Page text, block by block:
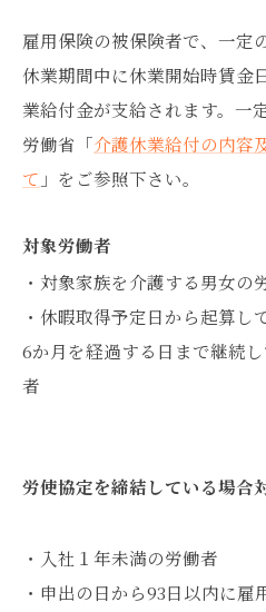
雇用保険の被保険者で、一定
休業期間中に休業開始時賃金
業給付金が支給されます。一
労働省「介護休業給付の内容
て 」をご参照下さい。
対象労働者
・対象家族を介護する男女の
・休暇取得予定日から起算し
6か月を経過する日まで継続
者
労使協定を締結している場合
・入社１年未満の労働者
・申出の日から93日以内に